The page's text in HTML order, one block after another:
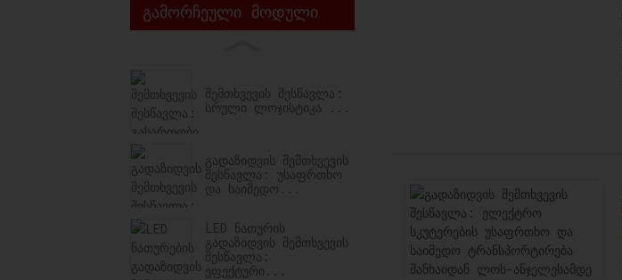
გამორჩეული მოდული
შემთხვევის შესწავლა:
სრული ლოჯისტიკა ...
გადაზიდვის შემთხვევის
შესწავლა: უსაფრთხო
და საიმედო...
LED ნათურის
გადაზიდვის შემთხვევის
შესწავლა:
ეფექტური...